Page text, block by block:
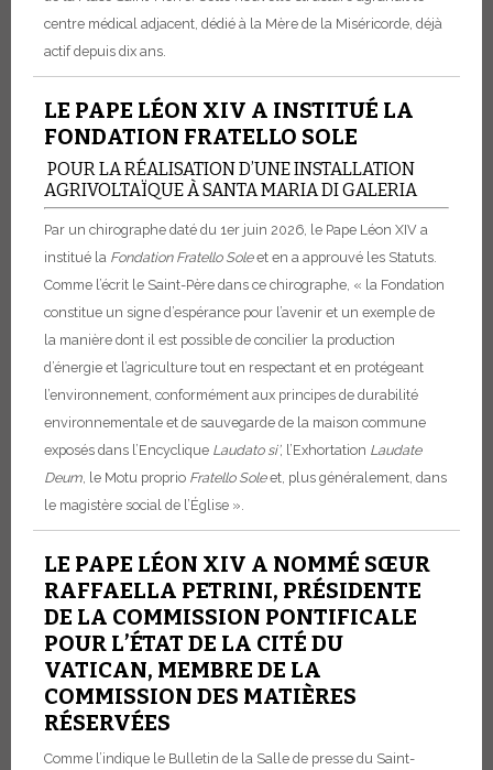
centre médical adjacent, dédié à la Mère de la Miséricorde, déjà
actif depuis dix ans.
LE PAPE LÉON XIV A INSTITUÉ LA
FONDATION FRATELLO SOLE
POUR LA RÉALISATION D’UNE INSTALLATION
AGRIVOLTAÏQUE À SANTA MARIA DI GALERIA
Par un chirographe daté du 1er juin 2026, le Pape Léon XIV a
institué la Fondation Fratello Soleet en a approuvé les Statuts.
Comme l’écrit le Saint-Père dans ce chirographe, « la Fondation
constitue un signe d’espérance pour l’avenir et un exemple de
la manière dont il est possible de concilier la production
d’énergie et l’agriculture tout en respectant et en protégeant
l’environnement, conformément aux principes de durabilité
environnementale et de sauvegarde de la maison commune
exposés dans l’Encyclique Laudato si’, l’Exhortation Laudate
Deum, le Motu proprio Fratello Soleet, plus généralement, dans
le magistère social de l’Église ».
LE PAPE LÉON XIV A NOMMÉ SŒUR
RAFFAELLA PETRINI, PRÉSIDENTE
DE LA COMMISSION PONTIFICALE
POUR L’ÉTAT DE LA CITÉ DU
VATICAN, MEMBRE DE LA
COMMISSION DES MATIÈRES
RÉSERVÉES
Comme l’indique le Bulletin de la Salle de presse du Saint-